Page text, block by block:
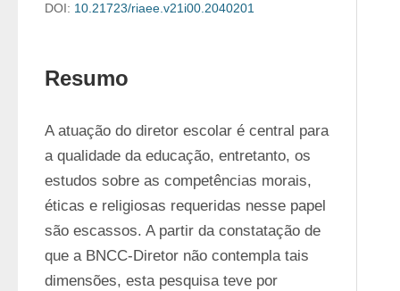
DOI: 10.21723/riaee.v21i00.2040201
Resumo
A atuação do diretor escolar é central para
a qualidade da educação, entretanto, os
estudos sobre as competências morais,
éticas e religiosas requeridas nesse papel
são escassos. A partir da constatação de
que a BNCC-Diretor não contempla tais
dimensões, esta pesquisa teve por